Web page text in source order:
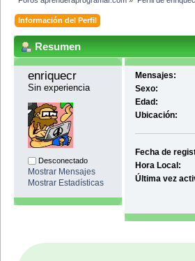
Información del Perfil
Resumen
enriquecr
Sin experiencia
Desconectado
Mostrar Mensajes
Mostrar Estadísticas
Mensajes:
Sexo:
Edad:
Ubicación:
Fecha de
Hora Local:
Última vez